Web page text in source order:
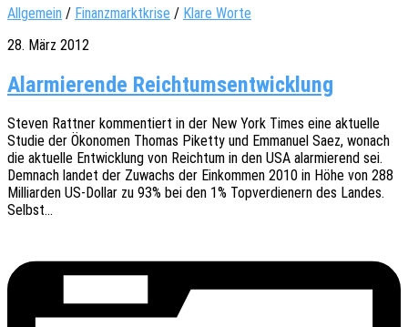
Allgemein / Finanzmarktkrise / Klare Worte
28. März 2012
Alarmierende Reichtumsentwicklung
Steven Ratt­ner kommen­tiert in der New York Times eine aktu­el­le
Studie der Ökono­men Thomas Piket­ty und Emma­nu­el Saez, wonach
die aktu­el­le Entwick­lung von Reich­tum in den USA alar­mie­rend sei.
Demnach landet der Zuwachs der Einkom­men 2010 in Höhe von 288
Milli­ar­den US-Dollar zu 93% bei den 1% Topver­die­nern des Landes.
Selbst…